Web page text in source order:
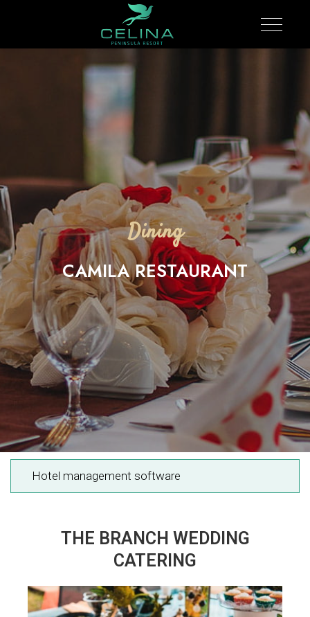
Dining
CAMILA RESTAURANT
Hotel management software
THE BRANCH WEDDING
CATERING